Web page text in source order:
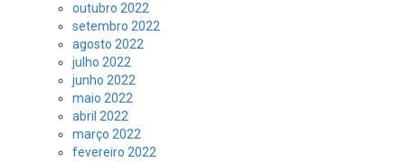
outubro 2022
setembro 2022
agosto 2022
julho 2022
junho 2022
maio 2022
abril 2022
março 2022
fevereiro 2022